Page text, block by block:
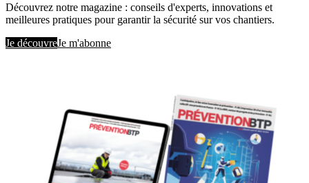
Découvrez notre magazine : conseils d'experts, innovations et
meilleures pratiques pour garantir la sécurité sur vos chantiers.
Je découvreJe m'abonne